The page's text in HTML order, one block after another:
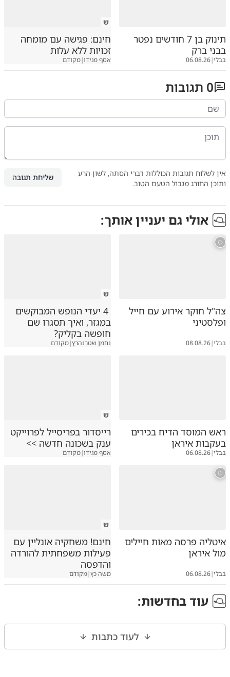
תינוק בן 7 חודשים נפטר
בבני ברק
בבלי|
06.08.26
ש
חינם: פגישה עם מומחה
זכויות ללא עלות
אסף מגידו|מקודם
0 תגובות
אין לשלוח תגובות הכוללות דברי הסתה, לשון הרע
ותוכן החורג מגבול הטעם הטוב.
שליחת תגובה
אולי גם יעניין אותך:
צה"ל חוקר אירוע עם חייל
ופלסטיני
בבלי|
08.08.26
ש
4 יעדי הנופש המבוקשים
במגזר, ואיך תסגרו שם
חופשה בקליק?
נחמן שטרנהרץ|מקודם
ראש המוסד הדיח בכירים
בעקבות איראן
בבלי|
06.08.26
ש
רייסדור בפריסייל לפרוייקט
ענק בשכונה חדשה >>
אסף מגידו|מקודם
איטליה פרסה מאות חיילים
מול איראן
בבלי|
06.08.26
ש
חינם! משחקיה אונליין עם
פעילות משפחתית להורדה
והדפסה
משה כץ|מקודם
עוד בחדשות:
לעוד כתבות